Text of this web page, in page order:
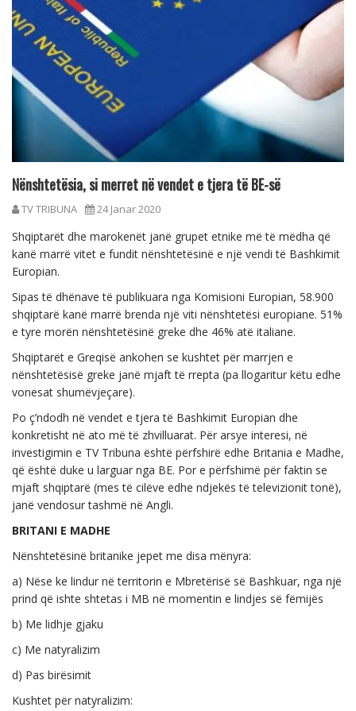
Nënshtetësia, si merret në vendet e tjera të BE-së
TV TRIBUNA 24 Janar 2020
Shqiptarët dhe marokenët janë grupet etnike më të mëdha që
kanë marrë vitet e fundit nënshtetësinë e një vendi të Bashkimit
Europian.
Sipas të dhënave të publikuara nga Komisioni Europian, 58.900
shqiptarë kanë marrë brenda një viti nënshtetësi europiane. 51%
e tyre morën nënshtetësinë greke dhe 46% atë italiane.
Shqiptarët e Greqisë ankohen se kushtet për marrjen e
nënshtetësisë greke janë mjaft të rrepta (pa llogaritur këtu edhe
vonesat shumëvjeçare).
Po ç’ndodh në vendet e tjera të Bashkimit Europian dhe
konkretisht në ato më të zhvilluarat. Për arsye interesi, në
investigimin e TV Tribuna është përfshirë edhe Britania e Madhe,
që është duke u larguar nga BE. Por e përfshimë për faktin se
mjaft shqiptarë (mes të cilëve edhe ndjekës të televizionit tonë),
janë vendosur tashmë në Angli.
BRITANI E MADHE
Nënshtetësinë britanike jepet me disa mënyra:
a) Nëse ke lindur në territorin e Mbretërisë së Bashkuar, nga një
prind që ishte shtetas i MB në momentin e lindjes së fëmijës
b) Me lidhje gjaku
c) Me natyralizim
d) Pas birësimit
Kushtet për natyralizim: